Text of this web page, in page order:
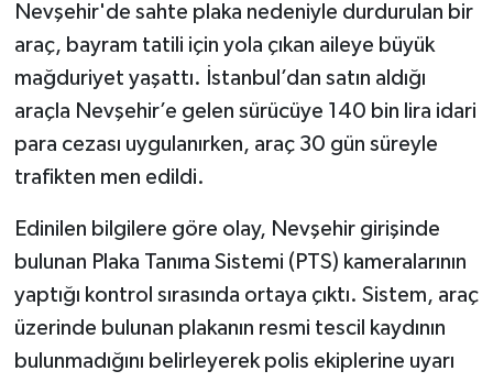
Nevşehir'de sahte plaka nedeniyle durdurulan bir
araç, bayram tatili için yola çıkan aileye büyük
mağduriyet yaşattı. İstanbul’dan satın aldığı
araçla Nevşehir’e gelen sürücüye 140 bin lira idari
para cezası uygulanırken, araç 30 gün süreyle
trafikten men edildi.
Edinilen bilgilere göre olay, Nevşehir girişinde
bulunan Plaka Tanıma Sistemi (PTS) kameralarının
yaptığı kontrol sırasında ortaya çıktı. Sistem, araç
üzerinde bulunan plakanın resmi tescil kaydının
bulunmadığını belirleyerek polis ekiplerine uyarı
OTOMOTİV
TEKNOLOJİ